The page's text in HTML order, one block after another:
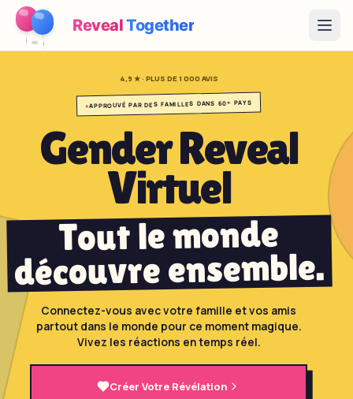
RevealTogether
Fonctionnement
Jeux
Tarifs
Préparer la fête
Jeux, imprimables et idées pratiques gratuits
Kit à imprimer gratuit Gratuit
Outils Gratuits 5
4,9 ★ · PLUS DE 1 000 AVIS
●APPROUVÉ PAR DES FAMILLES DANS 60+ PAYS
Gender Reveal
Virtuel
Tout le monde
découvre ensemble.
Connectez-vous avec votre famille et vos amis
partout dans le monde pour ce moment magique.
Vivez les réactions en temps réel.
Créer Votre Révélation